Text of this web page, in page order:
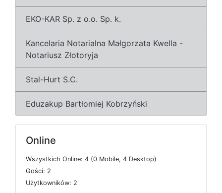
EKO-KAR Sp. z o.o. Sp. k.
Kancelaria Notarialna Małgorzata Kwella -
Notariusz Złotoryja
Stal-Hurt S.C.
Eduzakup Bartłomiej Kobrzyński
Online
Wszystkich Online: 4 (0 Mobile, 4 Desktop)
Gości: 2
Użytkowników: 2